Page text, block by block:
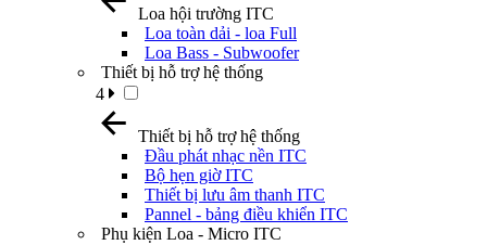
Loa hội trường ITC
Loa toàn dải - loa Full
Loa Bass - Subwoofer
Thiết bị hỗ trợ hệ thống
4
Thiết bị hỗ trợ hệ thống
Đầu phát nhạc nền ITC
Bộ hẹn giờ ITC
Thiết bị lưu âm thanh ITC
Pannel - bảng điều khiển ITC
Phụ kiện Loa - Micro ITC